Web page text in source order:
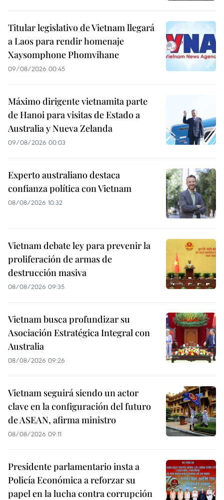
Titular legislativo de Vietnam llegará
a Laos para rendir homenaje
Xaysomphone Phomvihane
09/08/2026 00:45
Máximo dirigente vietnamita parte
de Hanoi para visitas de Estado a
Australia y Nueva Zelanda
09/08/2026 00:03
Experto australiano destaca
confianza política con Vietnam
08/08/2026 10:32
Vietnam debate ley para prevenir la
proliferación de armas de
destrucción masiva
08/08/2026 09:35
Vietnam busca profundizar su
Asociación Estratégica Integral con
Australia
08/08/2026 09:26
Vietnam seguirá siendo un actor
clave en la configuración del futuro
de ASEAN, afirma ministro
08/08/2026 09:11
Presidente parlamentario insta a
Policía Económica a reforzar su
papel en la lucha contra corrupción